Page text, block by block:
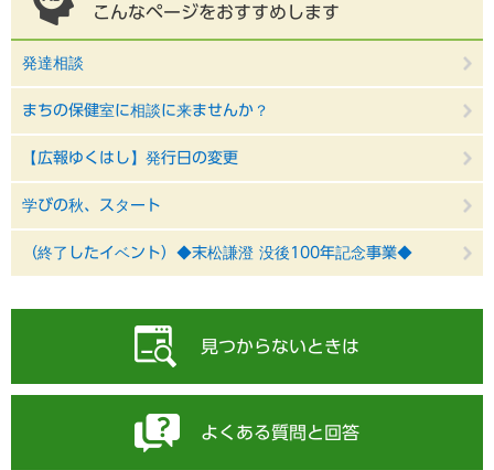
こんなページをおすすめします
発達相談
まちの保健室に相談に来ませんか？
【広報ゆくはし】発行日の変更
学びの秋、スタート
（終了したイベント）◆末松謙澄 没後100年記念事業◆
見つからないときは
よくある質問と回答